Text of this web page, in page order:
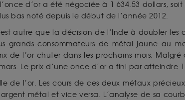
d’or a été négociée à 1 634.53 dollars,
bas noté depuis le début de l’année 2012.
autre que la décision de l’Inde à doubler les
consommateurs de métal jaune au
l’or chuter dans les prochains mois.
Le prix d’une once d’or a fini par atteindre 1
de l’or. Les cours de ces deux métaux
métal et vice versa. L’analyse de sa